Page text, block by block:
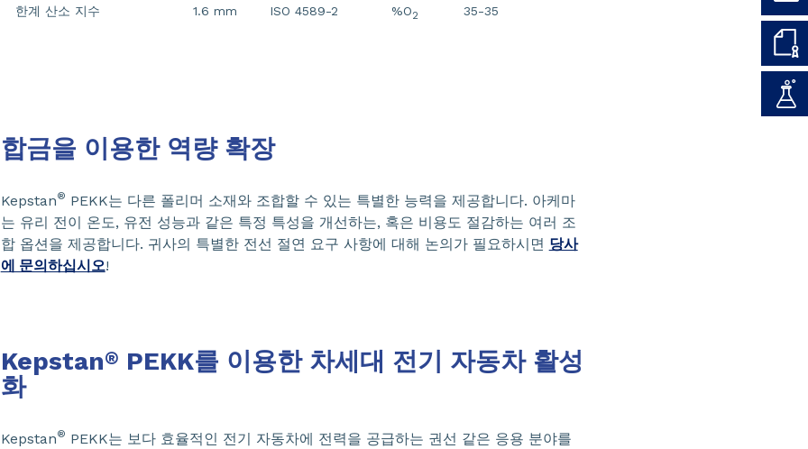
한계 산소 지수 1.6 mm ISO 4589-2 %O2 35-35
합금을 이용한 역량 확장
Kepstan® PEKK는 다른 폴리머 소재와 조합할 수 있는 특별한 능력을 제공합니다. 아케마
는 유리 전이 온도, 유전 성능과 같은 특정 특성을 개선하는, 혹은 비용도 절감하는 여러 조
합 옵션을 제공합니다. 귀사의 특별한 전선 절연 요구 사항에 대해 논의가 필요하시면 당사
에 문의하십시오!
Kepstan® PEKK를 이용한 차세대 전기 자동차 활성
화
Kepstan® PEKK는 보다 효율적인 전기 자동차에 전력을 공급하는 권선 같은 응용 분야를